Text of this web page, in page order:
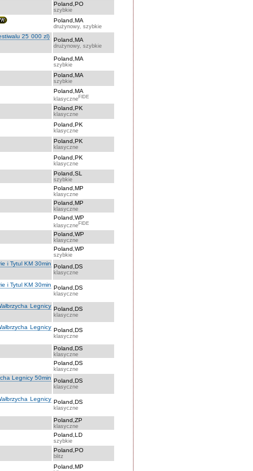
Poland,PO
szybkie
Poland,MA
drużynowy, szybkie
25 000 zl)
Poland,MA
drużynowy, szybkie
Poland,MA
szybkie
Poland,MA
szybkie
Poland,MA
klasyczneFIDE
Poland,PK
klasyczne
Poland,PK
klasyczne
Poland,PK
klasyczne
Poland,PK
klasyczne
Poland,SL
szybkie
Poland,MP
klasyczne
Poland,MP
klasyczne
Poland,WP
klasyczneFIDE
Poland,WP
klasyczne
Poland,WP
szybkie
i Tytul KM 30min Poland,DS
klasyczne
i Tytul KM 30min Poland,DS
klasyczne
Legnicy Poland,DS
klasyczne
Legnicy Poland,DS
klasyczne
Poland,DS
klasyczne
Poland,DS
klasyczne
Legnicy 50min Poland,DS
klasyczne
Legnicy Poland,DS
klasyczne
Poland,ZP
klasyczne
Poland,LD
szybkie
Poland,PO
blitz
Poland,MP